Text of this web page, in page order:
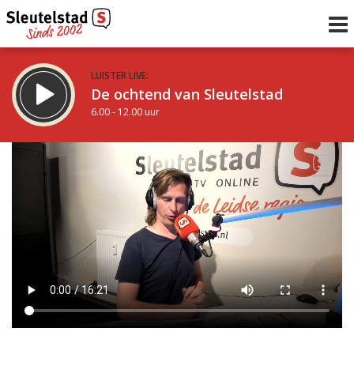
LUISTER LIVE:
De ochtend van Sleutelstad
6.00 - 12.00 uur
STRAKS:
De middag van Sleutelstad
12.00 - 17.00 uur
uur 1 van 0 Volgend uur